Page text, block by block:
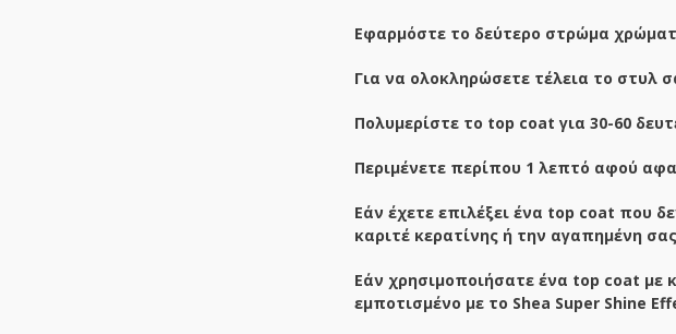
Εφαρμόστε το δεύτερο στρώμα
Για να ολοκληρώσετε τέλεια το στυλ
Πολυμερίστε το top coat για 30-60
Περιμένετε περίπου 1 λεπτό αφού
Εάν έχετε επιλέξει ένα top coat που
καριτέ κερατίνης ή την αγαπημένη
Εάν χρησιμοποιήσατε ένα top coat με
εμποτισμένο με το Shea Super Shine